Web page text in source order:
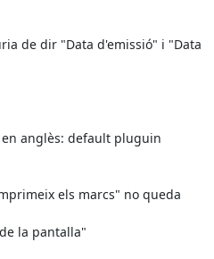
de dir "Data d'emissió" i "Data
anglès: default pluguin
els marcs" no queda
la pantalla"